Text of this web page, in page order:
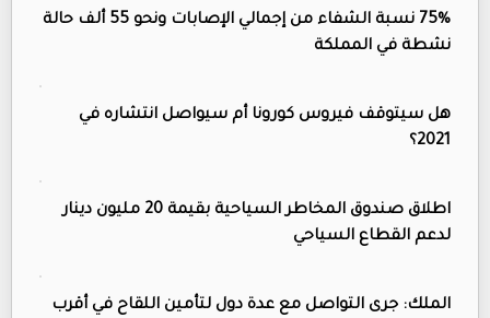
75% نسبة الشفاء من إجمالي الإصابات ونحو 55 ألف حالة
نشطة في المملكة
هل سيتوقف فيروس كورونا أم سيواصل انتشاره في
2021؟
اطلاق صندوق المخاطر السياحية بقيمة 20 مليون دينار
لدعم القطاع السياحي
الملك: جرى التواصل مع عدة دول لتأمين اللقاح في أقرب